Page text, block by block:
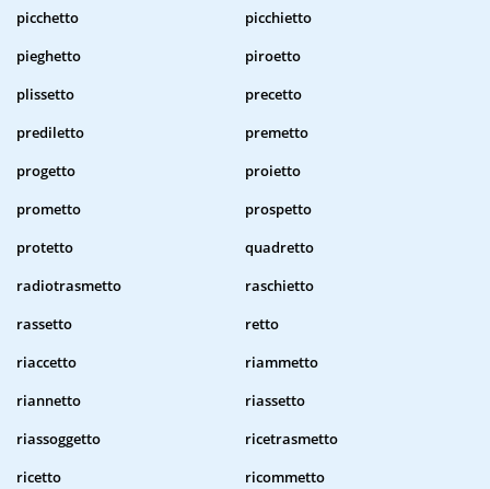
picchetto
picchietto
pieghetto
piroetto
plissetto
precetto
prediletto
premetto
progetto
proietto
prometto
prospetto
protetto
quadretto
radiotrasmetto
raschietto
rassetto
retto
riaccetto
riammetto
riannetto
riassetto
riassoggetto
ricetrasmetto
ricetto
ricommetto